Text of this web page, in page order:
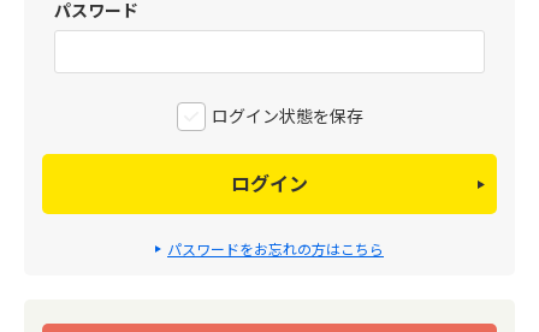
パスワード
ログイン状態を保存
ログイン
パスワードをお忘れの方はこちら